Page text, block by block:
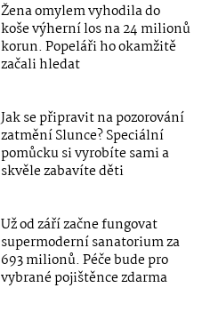
Žena omylem vyhodila do
koše výherní los na 24 milionů
korun. Popeláři ho okamžitě
začali hledat
Jak se připravit na pozorování
zatmění Slunce? Speciální
pomůcku si vyrobíte sami a
skvěle zabavíte děti
Už od září začne fungovat
supermoderní sanatorium za
693 milionů. Péče bude pro
vybrané pojištěnce zdarma